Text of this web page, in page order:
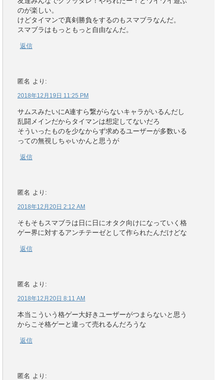
のが楽しい。
けどタイマンで真剣勝負をするのもスマブラなんだ。
スマブラはもっともっと自由なんだ。
返信
匿名 より:
2018年12月19日 11:25 PM
サムスみたいにA連すら繋がらないキャラがいるんだし
乱闘メインだからタイマンは想定してないだろ
そういったものを少なからず求めるユーザーが多数いる
っての無視しちゃいかんと思うが
返信
匿名 より:
2018年12月20日 2:12 AM
そもそもスマブラは日に日にオタク向けになっていく格
ゲー界に対するアンチテーゼとして作られたんだけどな
返信
匿名 より:
2018年12月20日 8:11 AM
本当こういう格ゲー大好きユーザーがつまらないと思う
からこそ格ゲーと違って売れるんだろうな
返信
匿名 より: